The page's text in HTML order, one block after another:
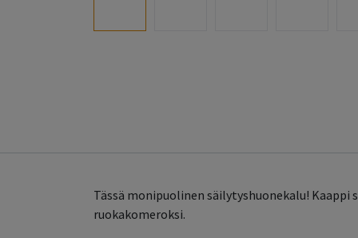
Tässä monipuolinen säilytyshuonekalu!
ruokakomeroksi.